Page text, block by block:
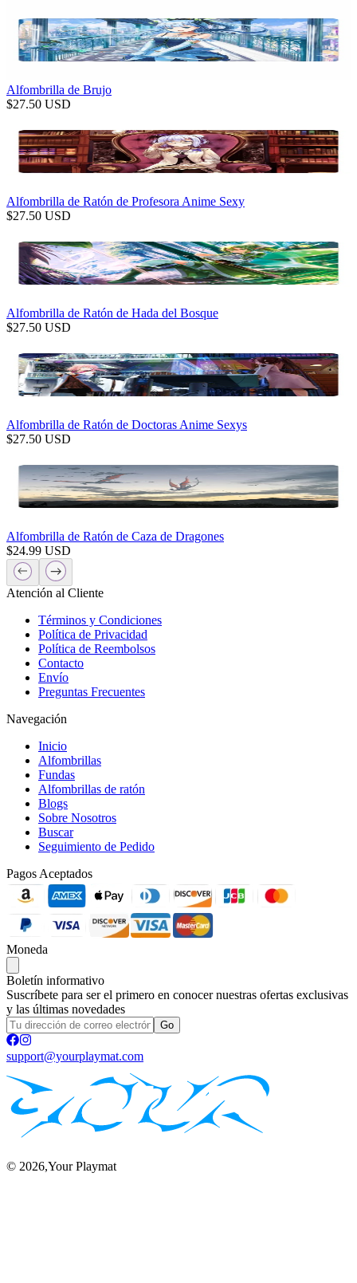
Alfombrilla de Brujo
$27.50 USD
Alfombrilla de Ratón de Profesora Anime Sexy
$27.50 USD
Alfombrilla de Ratón de Hada del Bosque
$27.50 USD
Alfombrilla de Ratón de Doctoras Anime Sexys
$27.50 USD
Alfombrilla de Ratón de Caza de Dragones
$24.99 USD
Atención al Cliente
Términos y Condiciones
Política de Privacidad
Política de Reembolsos
Contacto
Envío
Preguntas Frecuentes
Navegación
Inicio
Alfombrillas
Fundas
Alfombrillas de ratón
Blogs
Sobre Nosotros
Buscar
Seguimiento de Pedido
Pagos Aceptados
Moneda
Boletín informativo
Suscríbete para ser el primero en conocer nuestras ofertas exclusivas
y las últimas novedades
Go
support@yourplaymat.com
© 2026,Your Playmat